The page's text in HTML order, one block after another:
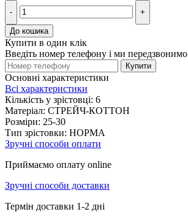
- +
До кошика
Купити в один клік
Введіть номер телефону і ми передзвонимо
Купити
Основні характеристики
Всі характеристики
Кількість у зрістовці: 6
Матеріал: СТРЕЙЧ-КОТТОН
Розміри: 25-30
Тип зрістовки: НОРМА
Зручні способи оплати
Приймаємо оплату online
Зручні способи доставки
Термін доставки 1-2 дні